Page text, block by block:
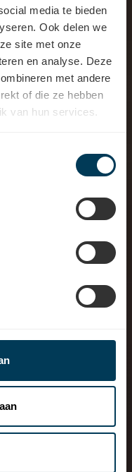
media te bieden
Ook delen we
site met onze
en analyse. Deze
met andere
of die ze hebben
van hun services.
thuis